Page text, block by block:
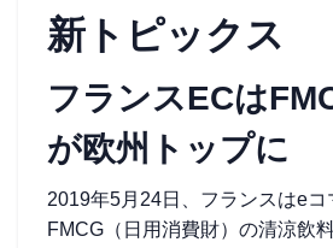
新トピックス
フランスECは
が欧州トップに
2019年5月24日、フランスはeコ
FMCG（日用消費財）の清涼飲